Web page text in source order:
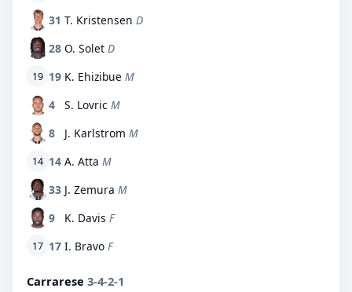
31 T. Kristensen D
28 O. Solet D
19 19 K. Ehizibue M
4
S. Lovric M
8
J. Karlstrom M
14 14 A. Atta M
33 J. Zemura M
9
K. Davis F
17 17 I. Bravo F
Carrarese 3-4-2-1